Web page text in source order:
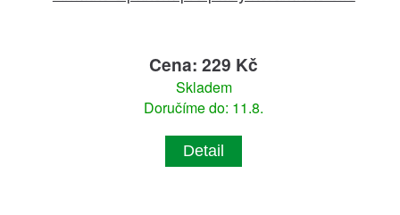
Cena: 229 Kč
Skladem
Doručíme do: 11.8.
Detail